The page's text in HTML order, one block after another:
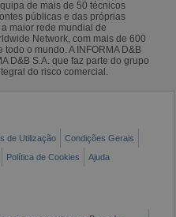
de mais de 50 técnicos
públicas e das próprias
maior rede mundial de
Network, com mais de 600
o mundo. A INFORMA D&B
D&B S.A. que faz parte do grupo
do risco comercial.
de Utilização
Condições Gerais
Política de Cookies Ajuda